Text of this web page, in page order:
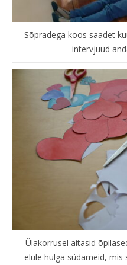
Sõpradega koos saadet
intervjuud
Ülakorrusel aitasid
elule hulga südameid,